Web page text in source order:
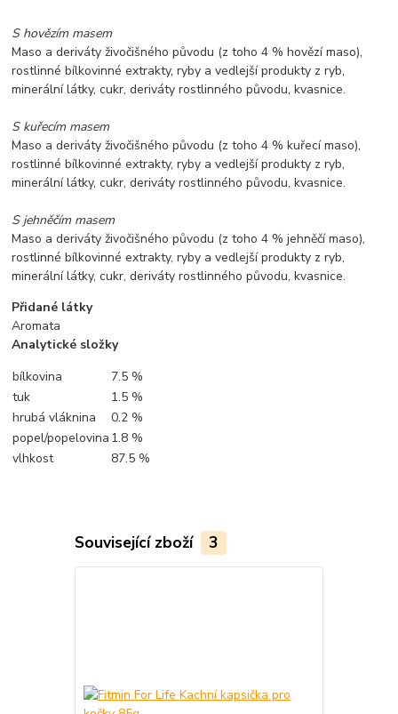
S hovězím masem
Maso a deriváty živočišného původu (z toho 4 % hovězí maso),
rostlinné bílkovinné extrakty, ryby a vedlejší produkty z ryb,
minerální látky, cukr, deriváty rostlinného původu, kvasnice.
S kuřecím masem
Maso a deriváty živočišného původu (z toho 4 % kuřecí maso),
rostlinné bílkovinné extrakty, ryby a vedlejší produkty z ryb,
minerální látky, cukr, deriváty rostlinného původu, kvasnice.
S jehněčím masem
Maso a deriváty živočišného původu (z toho 4 % jehněčí maso),
rostlinné bílkovinné extrakty, ryby a vedlejší produkty z ryb,
minerální látky, cukr, deriváty rostlinného původu, kvasnice.
Přidané látky
Aromata
Analytické složky
bílkovina
7.5 %
tuk
1.5 %
hrubá vláknina
0.2 %
popel/popelovina 1.8 %
vlhkost
87.5 %
Související zboží 3